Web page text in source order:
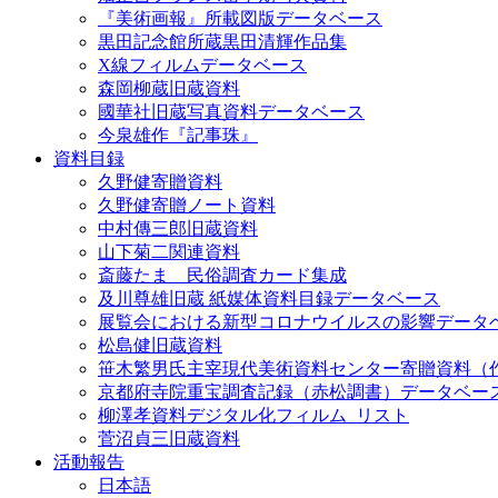
『美術画報』所載図版データベース
黒田記念館所蔵黒田清輝作品集
X線フィルムデータベース
森岡柳蔵旧蔵資料
國華社旧蔵写真資料データベース
今泉雄作『記事珠』
資料目録
久野健寄贈資料
久野健寄贈ノート資料
中村傳三郎旧蔵資料
山下菊二関連資料
斎藤たま 民俗調査カード集成
及川尊雄旧蔵 紙媒体資料目録データベース
展覧会における新型コロナウイルスの影響データ
松島健旧蔵資料
笹木繁男氏主宰現代美術資料センター寄贈資料（
京都府寺院重宝調査記録（赤松調書）データベー
柳澤孝資料デジタル化フィルム_リスト
菅沼貞三旧蔵資料
活動報告
日本語